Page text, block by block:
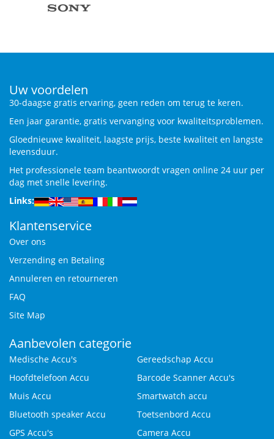
Uw voordelen
30-daagse gratis ervaring, geen reden om terug te keren.
Een jaar garantie, gratis vervanging voor kwaliteitsproblemen.
Gloednieuwe kwaliteit, laagste prijs, beste kwaliteit en langste
levensduur.
Het professionele team beantwoordt vragen online 24 uur per
dag met snelle levering.
Links:
Klantenservice
Over ons
Verzending en Betaling
Annuleren en retourneren
FAQ
Site Map
Aanbevolen categorie
Medische Accu's
Gereedschap Accu
Hoofdtelefoon Accu
Barcode Scanner Accu's
Muis Accu
Smartwatch accu
Bluetooth speaker Accu
Toetsenbord Accu
GPS Accu's
Camera Accu